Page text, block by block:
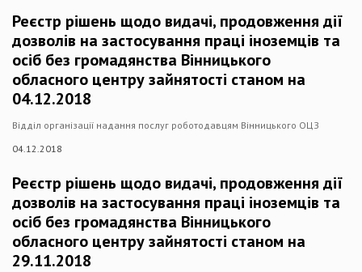
Реєстр рішень щодо видачі, продовження дії
дозволів на застосування праці іноземців та
осіб без громадянства Вінницького
обласного центру зайнятості станом на
04.12.2018
Відділ організації надання послуг роботодавцям Вінницького ОЦЗ
04.12.2018
Реєстр рішень щодо видачі, продовження дії
дозволів на застосування праці іноземців та
осіб без громадянства Вінницького
обласного центру зайнятості станом на
29.11.2018